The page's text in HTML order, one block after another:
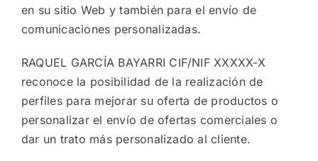
en su sitio Web y también para el envío de
comunicaciones personalizadas.
RAQUEL GARCÍA BAYARRI CIF/NIF XXXXX-X
reconoce la posibilidad de la realización de
perfiles para mejorar su oferta de productos o
personalizar el envío de ofertas comerciales o
dar un trato más personalizado al cliente.